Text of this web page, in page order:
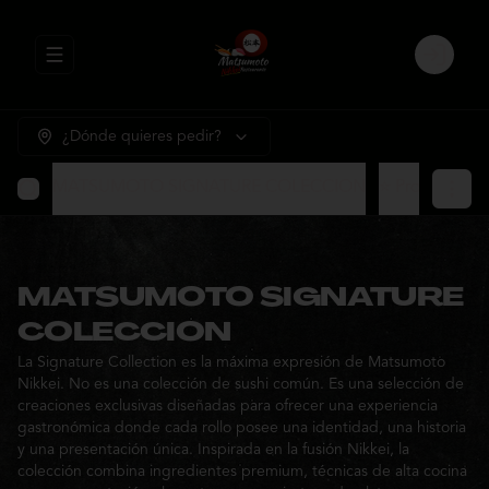
Abrir menu de navegación Login
¿Dónde quieres pedir?
MATSUMOTO SIGNATURE
COLECCION
La Signature Collection es la máxima expresión de Matsumoto
Nikkei. No es una colección de sushi común. Es una selección de
creaciones exclusivas diseñadas para ofrecer una experiencia
gastronómica donde cada rollo posee una identidad, una historia
y una presentación única. Inspirada en la fusión Nikkei, la
colección combina ingredientes premium, técnicas de alta cocina